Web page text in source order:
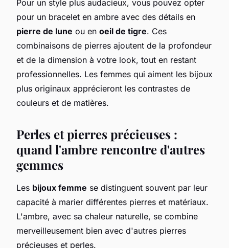
Pour un style plus audacieux, vous pouvez opter
pour un bracelet en ambre avec des détails en
pierre de lune ou en oeil de tigre. Ces
combinaisons de pierres ajoutent de la profondeur
et de la dimension à votre look, tout en restant
professionnelles. Les femmes qui aiment les bijoux
plus originaux apprécieront les contrastes de
couleurs et de matières.
Perles et pierres précieuses :
quand l'ambre rencontre d'autres
gemmes
Les bijoux femme se distinguent souvent par leur
capacité à marier différentes pierres et matériaux.
L'ambre, avec sa chaleur naturelle, se combine
merveilleusement bien avec d'autres pierres
précieuses et perles.